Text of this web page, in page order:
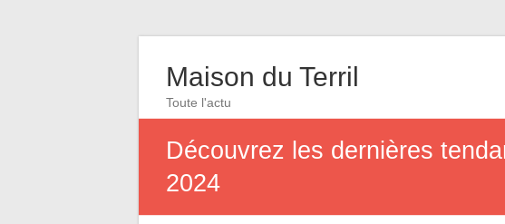
Maison du Terril
Toute l'actu
Découvrez les dernières
2024